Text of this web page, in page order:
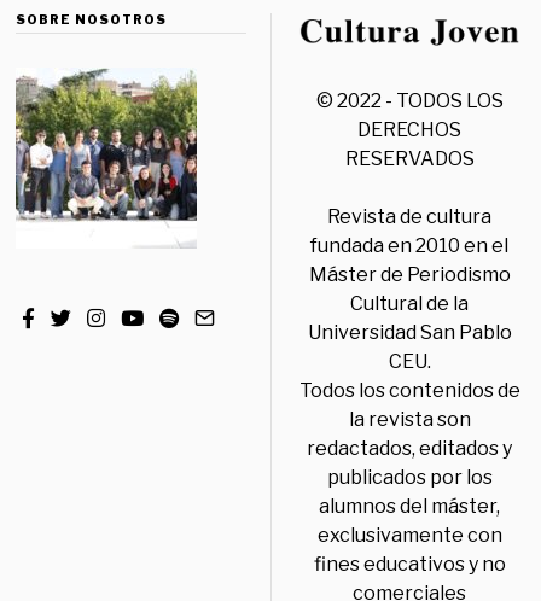
SOBRE NOSOTROS
© 2022 - TODOS LOS
DERECHOS
RESERVADOS
Revista de cultura
fundada en 2010 en el
Máster de Periodismo
Cultural de la
Universidad San Pablo
CEU.
Todos los contenidos de
la revista son
redactados, editados y
publicados por los
alumnos del máster,
exclusivamente con
fines educativos y no
comerciales